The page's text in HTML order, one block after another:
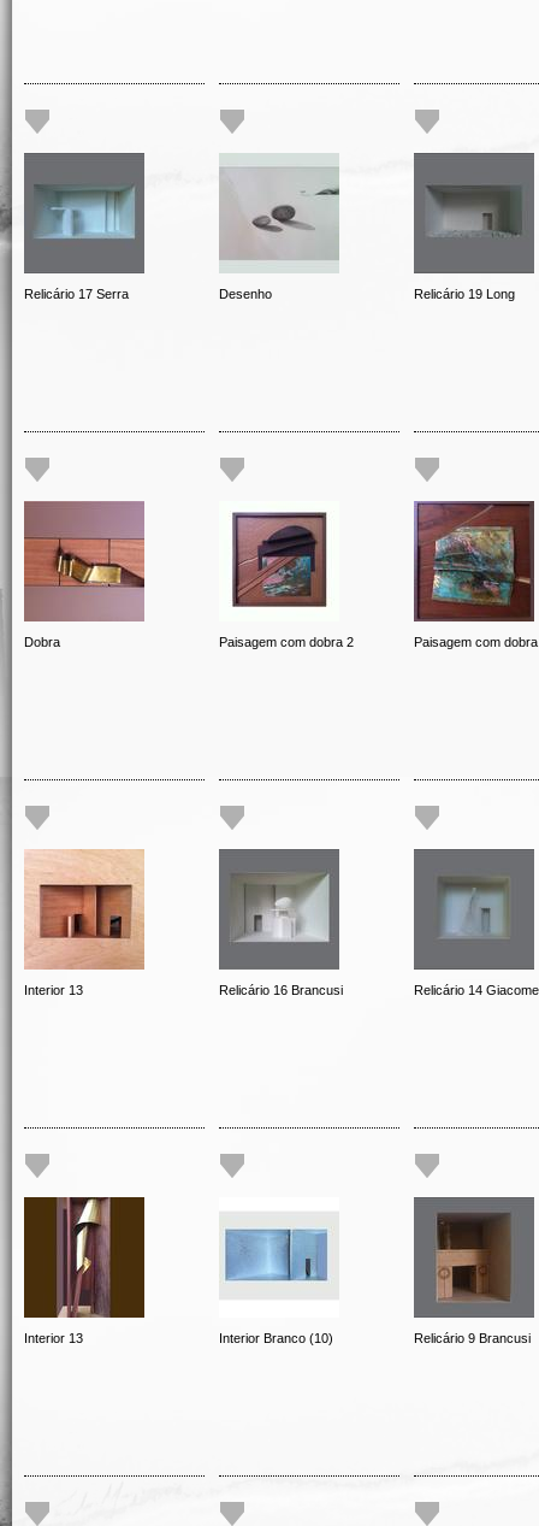
Relicário 17 Serra Desenho Relicário 19 Long
Dobra Paisagem com dobra 2 Paisagem com
Interior 13 Relicário 16 Brancusi Relicário 14
Interior 13 Interior Branco (10) Relicário 9 Brancusi